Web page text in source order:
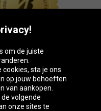
om de juiste
cookies, sta je ons
op jouw behoeften
van aankopen.
volgende
onze sites te